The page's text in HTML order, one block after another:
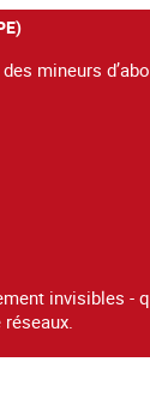
mineurs
invisibles -